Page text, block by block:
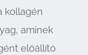
kollagén
aminek
előállító